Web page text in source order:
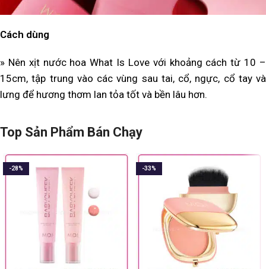
Cách dùng
» Nên xịt nước hoa What Is Love với khoảng cách từ 10 –
15cm, tập trung vào các vùng sau tai, cổ, ngực, cổ tay và
lưng để hương thơm lan tỏa tốt và bền lâu hơn.
Top Sản Phẩm Bán Chạy
-28% -33%